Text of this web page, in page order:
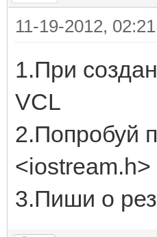
11-19-2012,
1.При
VCL
2.Попробуй
3.Пиши о